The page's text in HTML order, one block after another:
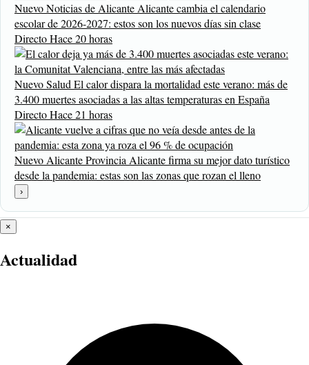
NuevoNoticias de AlicanteAlicante cambia el calendario
escolar de 2026-2027: estos son los nuevos días sin clase
DirectoHace 20 horas
NuevoSaludEl calor dispara la mortalidad este verano: más de
3.400 muertes asociadas a las altas temperaturas en España
DirectoHace 21 horas
NuevoAlicante ProvinciaAlicante firma su mejor dato turístico
desde la pandemia: estas son las zonas que rozan el lleno
›
×
Actualidad